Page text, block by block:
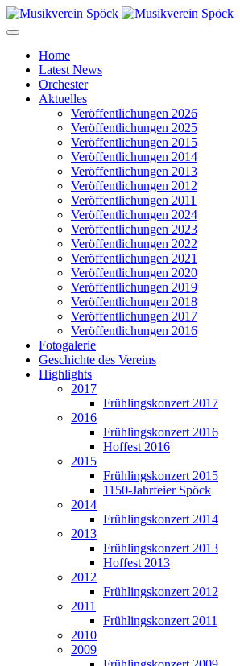
Home
Latest News
Orchester
Aktuelles
Veröffentlichungen 2026
Veröffentlichungen 2025
Veröffentlichungen 2015
Veröffentlichungen 2014
Veröffentlichungen 2013
Veröffentlichungen 2012
Veröffentlichungen 2011
Veröffentlichungen 2024
Veröffentlichungen 2023
Veröffentlichungen 2022
Veröffentlichungen 2021
Veröffentlichungen 2020
Veröffentlichungen 2019
Veröffentlichungen 2018
Veröffentlichungen 2017
Veröffentlichungen 2016
Fotogalerie
Geschichte des Vereins
Highlights
2017
Frühlingskonzert 2017
2016
Frühlingskonzert 2016
Hoffest 2016
2015
Frühlingskonzert 2015
1150-Jahrfeier Spöck
2014
Frühlingskonzert 2014
2013
Frühlingskonzert 2013
Hoffest 2013
2012
Frühlingskonzert 2012
2011
Frühlingskonzert 2011
2010
2009